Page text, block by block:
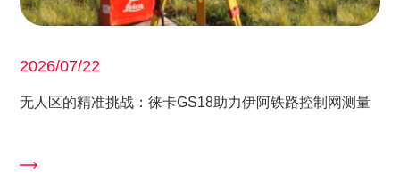
2026/07/22
无人区的精准挑战：徕卡GS18助力伊阿铁路控制网测量